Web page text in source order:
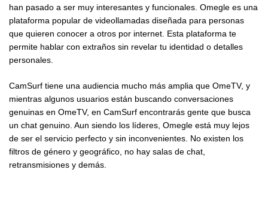
han pasado a ser muy interesantes y funcionales. Omegle es una
plataforma popular de videollamadas diseñada para personas
que quieren conocer a otros por internet. Esta plataforma te
permite hablar con extraños sin revelar tu identidad o detalles
personales.
CamSurf tiene una audiencia mucho más amplia que OmeTV, y
mientras algunos usuarios están buscando conversaciones
genuinas en OmeTV, en CamSurf encontrarás gente que busca
un chat genuino. Aun siendo los líderes, Omegle está muy lejos
de ser el servicio perfecto y sin inconvenientes. No existen los
filtros de género y geográfico, no hay salas de chat,
retransmisiones y demás.